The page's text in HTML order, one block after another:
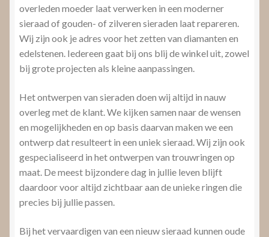
overleden moeder laat verwerken in een moderner
sieraad of gouden- of zilveren sieraden laat repareren.
Wij zijn ook je adres voor het zetten van diamanten en
edelstenen. Iedereen gaat bij ons blij de winkel uit, zowel
bij grote projecten als kleine aanpassingen.
Het ontwerpen van sieraden doen wij altijd in nauw
overleg met de klant. We kijken samen naar de wensen
en mogelijkheden en op basis daarvan maken we een
ontwerp dat resulteert in een uniek sieraad. Wij zijn ook
gespecialiseerd in het ontwerpen van trouwringen op
maat. De meest bijzondere dag in jullie leven blijft
daardoor voor altijd zichtbaar aan de unieke ringen die
precies bij jullie passen.
Bij het vervaardigen van een nieuw sieraad kunnen oude